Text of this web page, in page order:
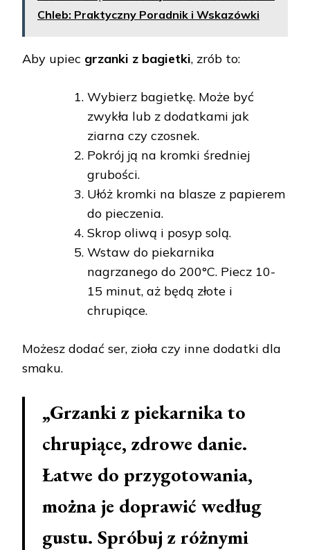
Chleb: Praktyczny Poradnik i Wskazówki
Aby upiec grzanki z bagietki, zrób to:
Wybierz bagietkę. Może być
zwykła lub z dodatkami jak
ziarna czy czosnek.
Pokrój ją na kromki średniej
grubości.
Ułóż kromki na blasze z papierem
do pieczenia.
Skrop oliwą i posyp solą.
Wstaw do piekarnika
nagrzanego do 200°C. Piecz 10-
15 minut, aż będą złote i
chrupiące.
Możesz dodać ser, zioła czy inne dodatki dla
smaku.
„Grzanki z piekarnika to
chrupiące, zdrowe danie.
Łatwe do przygotowania,
można je doprawić według
gustu. Spróbuj z różnymi